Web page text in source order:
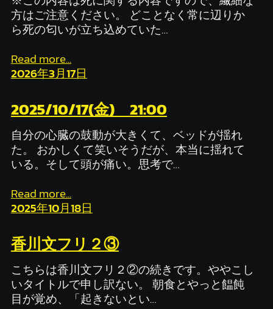
方はご注意ください。 どことなく常に辺りか
ら死の匂いが立ち込めていた…
Read more...
2026年3月17日
2025/10/17(金) 21:00
自分の心臓の鼓動が大きくて、ベッドが揺れ
た。 おかしくて笑いそうだが、本当に揺れて
いる。そして頭が痛い。思考で…
Read more...
2025年10月18日
香川文フリ２③
こちらは香川文フリ２②の続きです。ややこし
いタイトルで申し訳ない。 朝食とやっと饂飩
目が覚め、「起きないとい…